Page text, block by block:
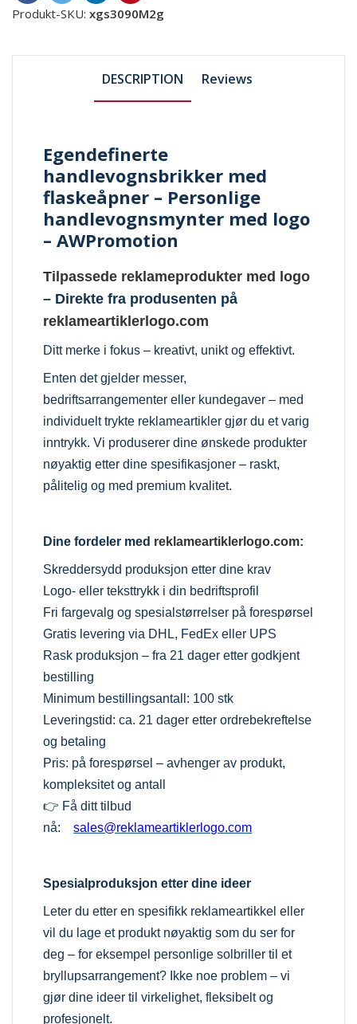
Produkt-SKU: xgs3090M2g
DESCRIPTION Reviews
Egendefinerte
handlevognsbrikker med
flaskeåpner – Personlige
handlevognsmynter med logo
– AWPromotion
Tilpassede reklameprodukter med logo
– Direkte fra produsenten på
reklameartiklerlogo.com
Ditt merke i fokus – kreativt, unikt og effektivt.
Enten det gjelder messer,
bedriftsarrangementer eller kundegaver – med
individuelt trykte reklameartikler gjør du et varig
inntrykk. Vi produserer dine ønskede produkter
nøyaktig etter dine spesifikasjoner – raskt,
pålitelig og med premium kvalitet.
Dine fordeler med reklameartiklerlogo.com:
Skreddersydd produksjon etter dine krav
Logo- eller teksttrykk i din bedriftsprofil
Fri fargevalg og spesialstørrelser på forespørsel
Gratis levering via DHL, FedEx eller UPS
Rask produksjon – fra 21 dager etter godkjent
bestilling
Minimum bestillingsantall: 100 stk
Leveringstid: ca. 21 dager etter ordrebekreftelse
og betaling
Pris: på forespørsel – avhenger av produkt,
kompleksitet og antall
👉 Få ditt tilbud
nå:
sales@reklameartiklerlogo.com
Spesialproduksjon etter dine ideer
Leter du etter en spesifikk reklameartikkel eller
vil du lage et produkt nøyaktig som du ser for
deg – for eksempel personlige solbriller til et
bryllupsarrangement? Ikke noe problem – vi
gjør dine ideer til virkelighet, fleksibelt og
profesjonelt.